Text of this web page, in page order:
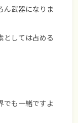
ん武器になりま
としては占める
でも一緒ですよ